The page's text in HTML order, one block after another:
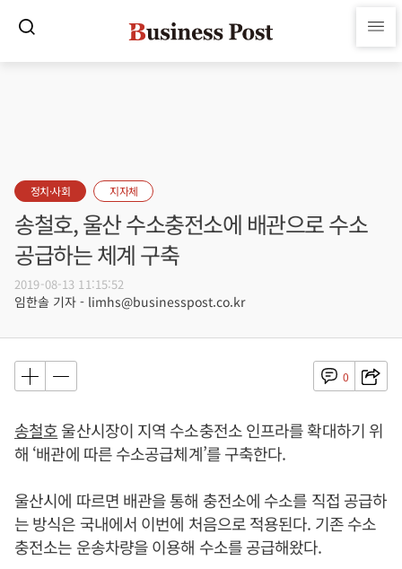
정치·사회 지자체
송철호, 울산 수소충전소에 배관으로 수소
공급하는 체계 구축
2019-08-13 11:15:52
임한솔 기자 - limhs@businesspost.co.kr
0
송철호울산시장이 지역 수소충전소 인프라를 확대하기 위
해 ‘배관에 따른 수소공급체계’를 구축한다.
울산시에 따르면 배관을 통해 충전소에 수소를 직접 공급하
는 방식은 국내에서 이번에 처음으로 적용된다. 기존 수소
충전소는 운송차량을 이용해 수소를 공급해왔다.